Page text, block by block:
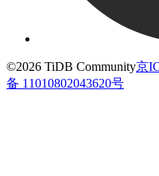
©2026 TiDB Community京
备 11010802043620号